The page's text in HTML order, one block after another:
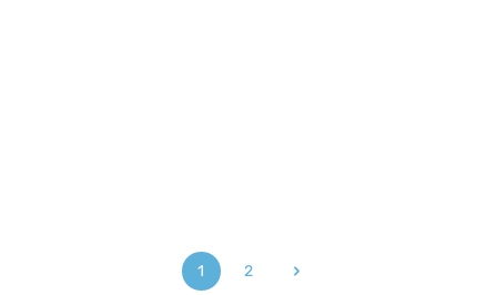
Seite
1
Seite
2